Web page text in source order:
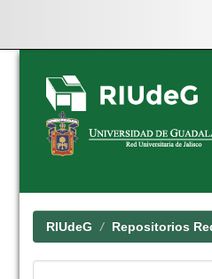
Skip
navigation
RIUdeG Repositorios